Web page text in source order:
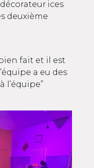
deuxième
fait et il est
a eu des
l’équipe”